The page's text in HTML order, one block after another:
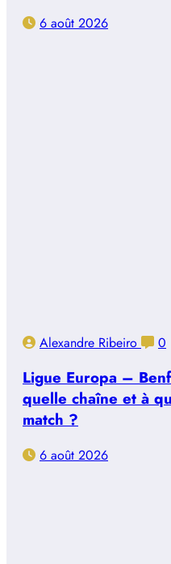
6 août 2026
Alexandre Ribeiro 0
Ligue Europa –
quelle chaîne et à
match ?
6 août 2026